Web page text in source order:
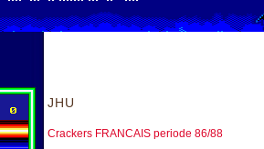
JHU
Crackers FRANCAIS periode 86/88